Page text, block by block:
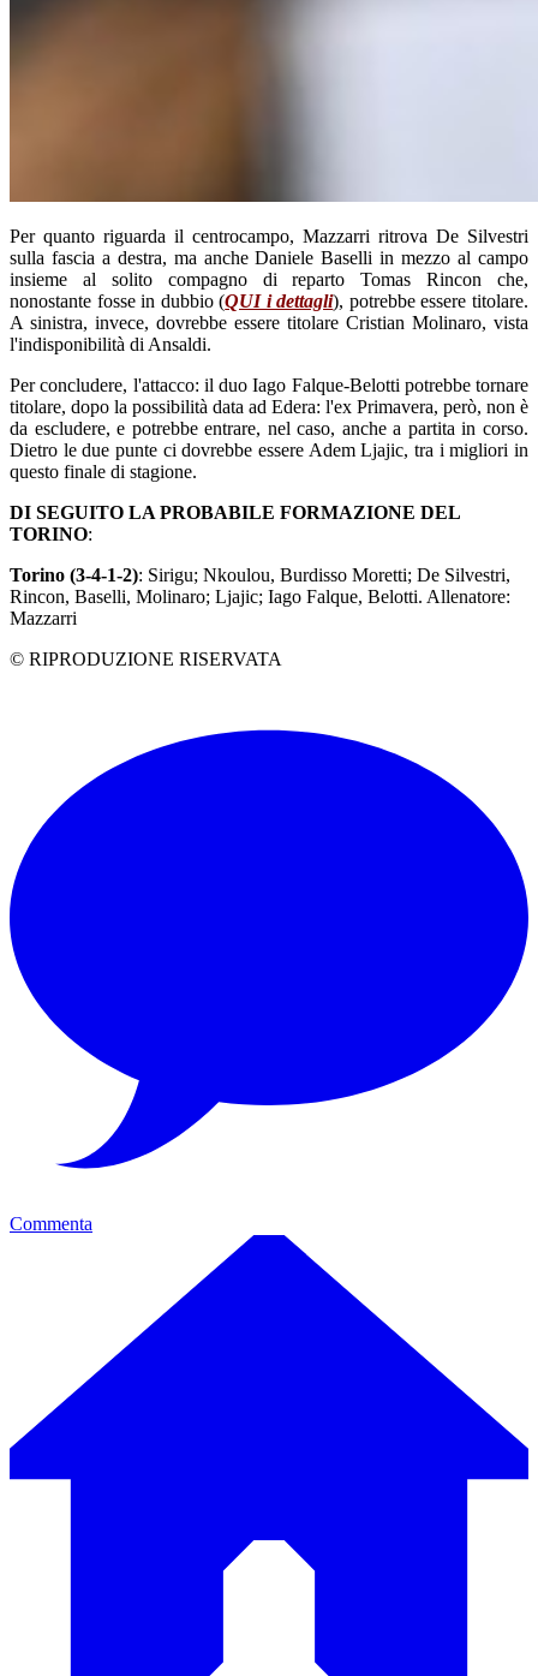
Per quanto riguarda il centrocampo, Mazzarri ritrova De Silvestri
sulla fascia a destra, ma anche Daniele Baselli in mezzo al campo
insieme al solito compagno di reparto Tomas Rincon che,
nonostante fosse in dubbio (QUI i dettagli), potrebbe essere titolare.
A sinistra, invece, dovrebbe essere titolare Cristian Molinaro, vista
l'indisponibilità di Ansaldi.
Per concludere, l'attacco: il duo Iago Falque-Belotti potrebbe tornare
titolare, dopo la possibilità data ad Edera: l'ex Primavera, però, non è
da escludere, e potrebbe entrare, nel caso, anche a partita in corso.
Dietro le due punte ci dovrebbe essere Adem Ljajic, tra i migliori in
questo finale di stagione.
DI SEGUITO LA PROBABILE FORMAZIONE DEL
TORINO:
Torino (3-4-1-2): Sirigu; Nkoulou, Burdisso Moretti; De Silvestri,
Rincon, Baselli, Molinaro; Ljajic; Iago Falque, Belotti. Allenatore:
Mazzarri
© RIPRODUZIONE RISERVATA
Commenta